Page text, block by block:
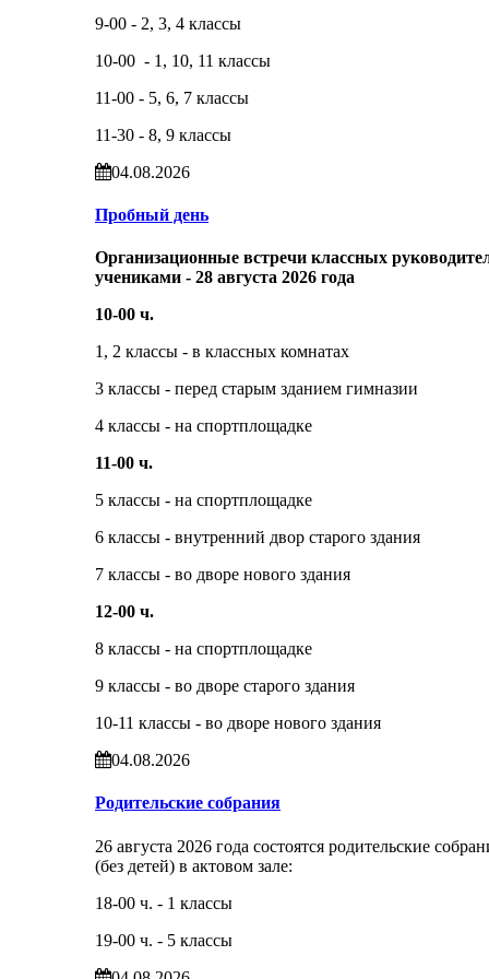
9-00 - 2, 3, 4 классы
10-00 - 1, 10, 11 классы
11-00 - 5, 6, 7 классы
11-30 - 8, 9 классы
04.08.2026
Пробный день
Организационные встречи классных
учениками - 28 августа 2026 года
10-00 ч.
1, 2 классы - в классных комнатах
3 классы - перед старым зданием гимназии
4 классы - на спортплощадке
11-00 ч.
5 классы - на спортплощадке
6 классы - внутренний двор старого здания
7 классы - во дворе нового здания
12-00 ч.
8 классы - на спортплощадке
9 классы - во дворе старого здания
10-11 классы - во дворе нового здания
04.08.2026
Родительские собрания
26 августа 2026 года состоятся родительские
(без детей) в актовом зале:
18-00 ч. - 1 классы
19-00 ч. - 5 классы